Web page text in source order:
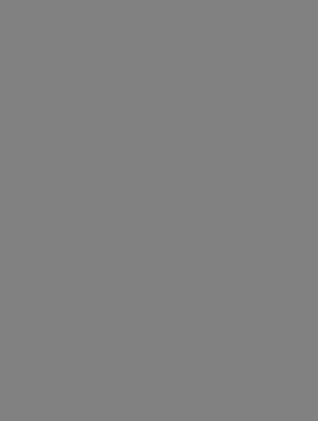
ανθρώπων
είναι επωφελές
ανθρώπων
είναι επωφελές
προκειμένου να
σχετικά με
χρήστης